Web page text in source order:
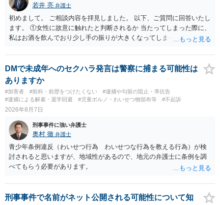
若井 亮 弁護士
初めまして。 ご相談内容を拝見しました。 以下、ご質問に回答いたし
ます。 ①女性に故意に触れたと判断されるか 当たってしまった際に、
私はお酒を飲んでおり少し手の振りが大きくなってしまっていたこと
いた場合、故意だと判定されやすいのでしょうか？ お伺いする限り、
故意があると判断されることは無いかと思います。 ②逮捕、呼び出し
の可能性 この行為により、痴漢やその他の犯罪を犯したとして、逮
捕、呼び出しされる可能性はどれほどでしょうか？ 誤って当たってし
まっただけであり、さらにその場で女性等のアクションが無かったこ
とからすると、この後に呼び出される可能性は極めて低いと思いま
能性があると考えれば良いのでしょうか？ 逮捕や呼び出しの可能性は
極めて低いと思います。 連絡が来ることはないでしょう。
DMで未成年へのセクハラ発言は警察に捕まる可能性は
ありますか
#加害者 #前科・前歴をつけたくない
#逮捕や勾留の阻止・準抗告
#逮捕による解雇・退学回避
#児童ポルノ・わいせつ物頒布等 #不起訴
2026年8月7日
刑事事件に強い弁護士
奥村 徹 弁護士
青少年条例違反（わいせつ行為 わいせつな行為を教える行為）が検
討されると思いますが、地域性があるので、地元の弁護士に条例を調
べてもらう必要があります。
刑事事件で名前がネット公開される可能性について知